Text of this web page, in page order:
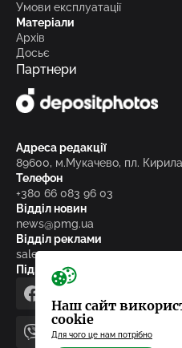
Умови експлуатації
Матеріали
Архів
Досьє
Партнери
Адреса редакції
89600, м.Мукачево, пл.
Телефон
+380 66 083 96 03
Відділ новин
news@pmg.ua
Відділ реклами
sales@pmg.ua
Підписуйтесь на нас у
facebooktelegram
viber youtube
Наш сайт
cookie
Для чого це нам потрібно